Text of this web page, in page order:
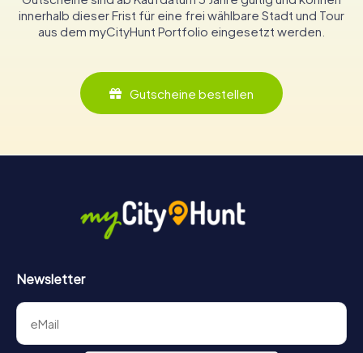
innerhalb dieser Frist für eine frei wählbare Stadt und Tour
aus dem myCityHunt Portfolio eingesetzt werden.
Gutscheine bestellen
Newsletter